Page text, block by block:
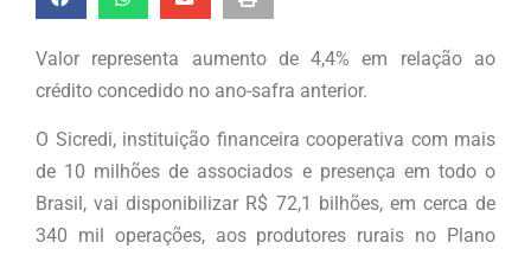
Valor representa aumento de 4,4% em relação ao
crédito concedido no ano-safra anterior.
O Sicredi, instituição financeira cooperativa com mais
de 10 milhões de associados e presença em todo o
Brasil, vai disponibilizar R$ 72,1 bilhões, em cerca de
340 mil operações, aos produtores rurais no Plano